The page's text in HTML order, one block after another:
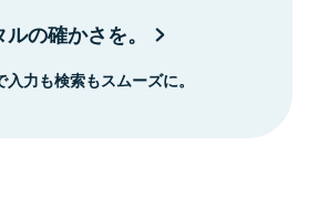
の確かさを。
力も検索もスムーズに。